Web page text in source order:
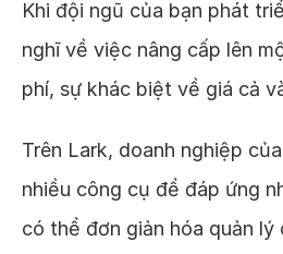
Khi đội ngũ của bạn phát
nghĩ về việc nâng cấp lên
phí, sự khác biệt về giá cả
Trên Lark, doanh nghiệp
nhiều công cụ để đáp ứng
có thể đơn giản hóa quản